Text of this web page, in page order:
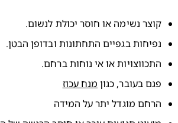
נשימה או חוסר יכולת לנשום.
בגפיים התחתונות ובדופן הבטן.
או אי נוחות ברחם.
בעובר, כגון מנח עכוז
מוגדל יתר על המידה